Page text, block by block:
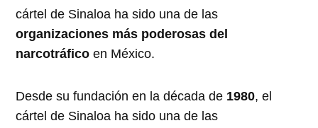
cártel de Sinaloa ha sido una de las
organizaciones más poderosas del
narcotráfico en México.
Desde su fundación en la década de 1980, el
cártel de Sinaloa ha sido una de las